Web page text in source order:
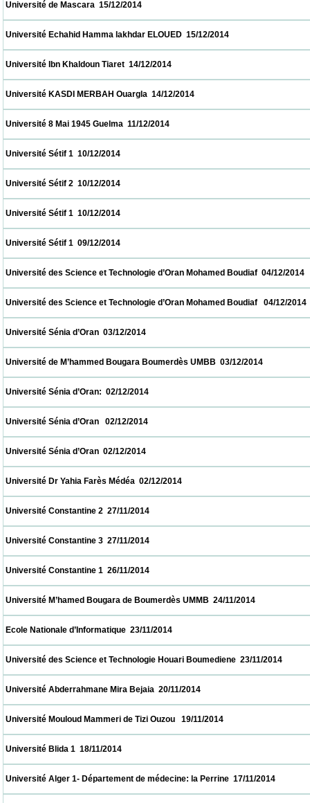
Université de Mascara  15/12/2014
Université Echahid Hamma lakhdar ELOUED  15/12/2014
Université Ibn Khaldoun Tiaret  14/12/2014
Université KASDI MERBAH Ouargla  14/12/2014
Université 8 Mai 1945 Guelma  11/12/2014
Université Sétif 1  10/12/2014
Université Sétif 2  10/12/2014
Université Sétif 1  10/12/2014
Université Sétif 1  09/12/2014
Université des Science et Technologie d’Oran Mohamed Boudiaf
Université des Science et Technologie d’Oran Mohamed Boudiaf
Université Sénia d’Oran  03/12/2014
Université de M’hammed Bougara Boumerdès UMBB  03/12/
Université Sénia d’Oran:  02/12/2014
Université Sénia d’Oran   02/12/2014
Université Sénia d’Oran  02/12/2014
Université Dr Yahia Farès Médéa  02/12/2014
Université Constantine 2  27/11/2014
Université Constantine 3  27/11/2014
Université Constantine 1  26/11/2014
Université M’hamed Bougara de Boumerdès UMMB  24/11/
Ecole Nationale d’Informatique  23/11/2014
Université des Science et Technologie Houari Boumediene  23/
Université Abderrahmane Mira Bejaia  20/11/2014
Université Mouloud Mammeri de Tizi Ouzou   19/11/2014
Université Blida 1  18/11/2014
Université Alger 1- Département de médecine: la Perrine  17/